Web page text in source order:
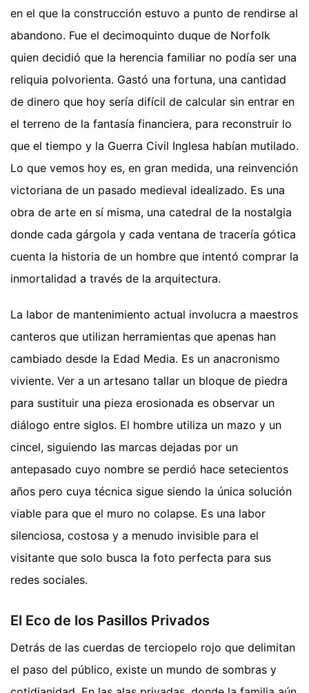
en el que la construcción estuvo a punto de rendirse al
abandono. Fue el decimoquinto duque de Norfolk
quien decidió que la herencia familiar no podía ser una
reliquia polvorienta. Gastó una fortuna, una cantidad
de dinero que hoy sería difícil de calcular sin entrar en
el terreno de la fantasía financiera, para reconstruir lo
que el tiempo y la Guerra Civil Inglesa habían mutilado.
Lo que vemos hoy es, en gran medida, una reinvención
victoriana de un pasado medieval idealizado. Es una
obra de arte en sí misma, una catedral de la nostalgia
donde cada gárgola y cada ventana de tracería gótica
cuenta la historia de un hombre que intentó comprar la
inmortalidad a través de la arquitectura.
La labor de mantenimiento actual involucra a maestros
canteros que utilizan herramientas que apenas han
cambiado desde la Edad Media. Es un anacronismo
viviente. Ver a un artesano tallar un bloque de piedra
para sustituir una pieza erosionada es observar un
diálogo entre siglos. El hombre utiliza un mazo y un
cincel, siguiendo las marcas dejadas por un
antepasado cuyo nombre se perdió hace setecientos
años pero cuya técnica sigue siendo la única solución
viable para que el muro no colapse. Es una labor
silenciosa, costosa y a menudo invisible para el
visitante que solo busca la foto perfecta para sus
redes sociales.
El Eco de los Pasillos Privados
Detrás de las cuerdas de terciopelo rojo que delimitan
el paso del público, existe un mundo de sombras y